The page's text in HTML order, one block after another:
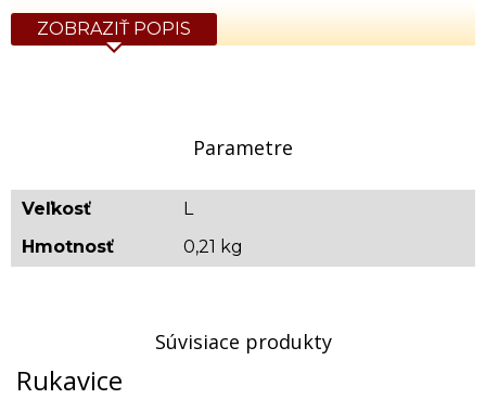
ZOBRAZIŤ POPIS
Parametre
Veľkosť
L
Hmotnosť
0,21 kg
Súvisiace produkty
Rukavice